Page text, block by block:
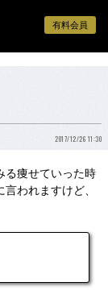
有料会員
2017/12/26 11:30
る痩せていった時
われますけど、